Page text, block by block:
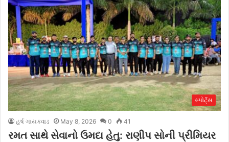
સ્પોર્ટ્સ
હર્ષ ગાયક્વાડ May 8, 2026 0 41
રમત સાથે સેવાનો ઉમદા હેતુ: રાણીપ સોની પ્રીમિયર